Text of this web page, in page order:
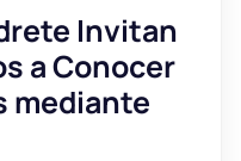
Invitan
a Conocer
mediante